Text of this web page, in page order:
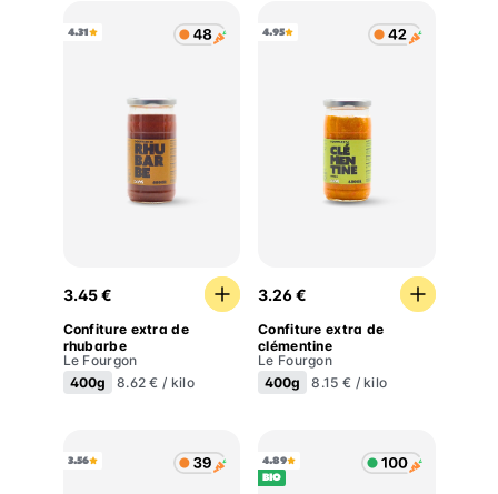
4.31
Confiture extra de rhubarbe
3.45 €
Confiture extra de
rhubarbe
Le Fourgon
400g
8.62 € / kilo
4.95
Confiture extra de
3.26 €
Confiture extra de
clémentine
Le Fourgon
400g
8.15 € / kilo
3.56
4.89
BIO